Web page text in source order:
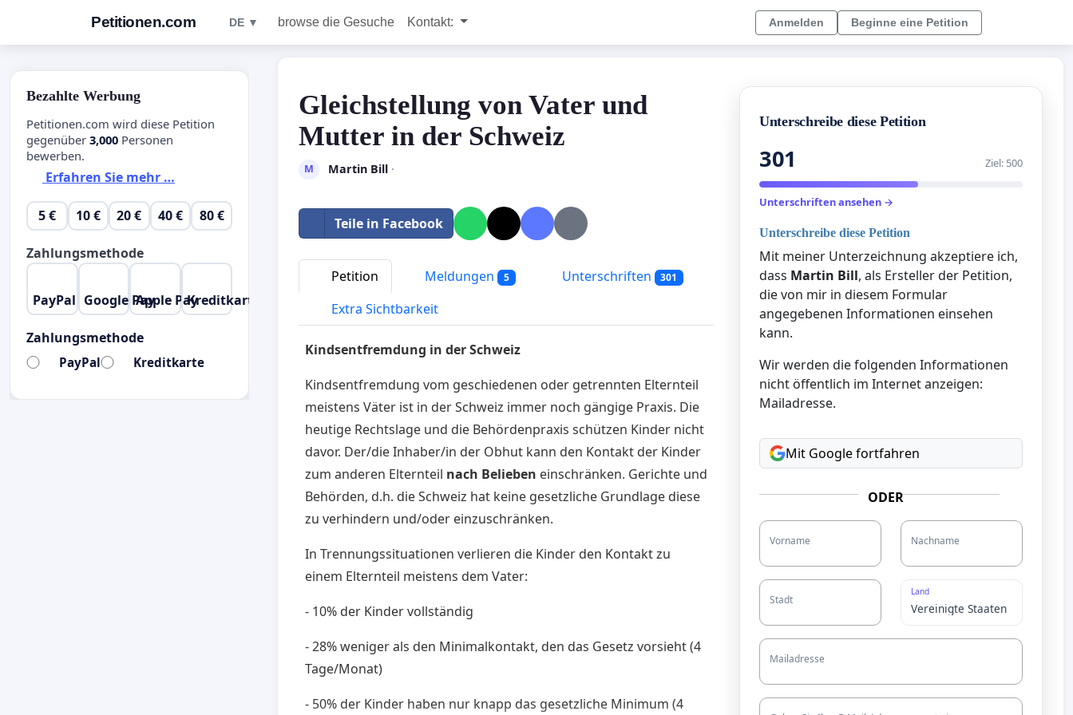
Petitionen.com DE ▼ browse die Gesuche Kontakt: Anmelden Beginne eine Petition
Gleichstellung von Vater und
Mutter in der Schweiz
M Martin Bill·
Teile in Facebook
Petition Meldungen 5 Unterschriften 301
Extra Sichtbarkeit
Kindsentfremdung in der Schweiz
Kindsentfremdung vom geschiedenen oder getrennten Elternteil
meistens Väter ist in der Schweiz immer noch gängige Praxis. Die
heutige Rechtslage und die Behördenpraxis schützen Kinder nicht
davor. Der/die Inhaber/in der Obhut kann den Kontakt der Kinder
zum anderen Elternteil nach Belieben einschränken. Gerichte und
Behörden, d.h. die Schweiz hat keine gesetzliche Grundlage diese
zu verhindern und/oder einzuschränken.
In Trennungssituationen verlieren die Kinder den Kontakt zu
einem Elternteil meistens dem Vater:
- 10% der Kinder vollständig
- 28% weniger als den Minimalkontakt, den das Gesetz vorsieht (4
Tage/Monat)
- 50% der Kinder haben nur knapp das gesetzliche Minimum (4
Unterschreibe diese Petition
301 Ziel: 500
Unterschriften ansehen →
Unterschreibe diese Petition
Mit meiner Unterzeichnung akzeptiere ich,
dass Martin Bill, als Ersteller der Petition,
die von mir in diesem Formular
angegebenen Informationen einsehen
kann.
Wir werden die folgenden Informationen
nicht öffentlich im Internet anzeigen:
Mailadresse.
Mit Google fortfahren
ODER
Vorname Nachname
Stadt
Land
Mailadresse
Bezahlte Werbung
Petitionen.com wird diese Petition
gegenüber 3,000 Personen
bewerben.
Erfahren Sie mehr …
5 € 10 € 20 € 40 € 80 €
Zahlungsmethode
PayPal Google PayApple PayKreditkarte
Zahlungsmethode
PayPal Kreditkarte